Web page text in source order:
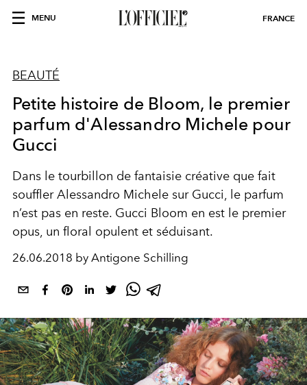
MENU FRANCE
BEAUTÉ
Petite histoire de Bloom, le premier
parfum d'Alessandro Michele pour
Gucci
Dans le tourbillon de fantaisie créative que fait
souffler Alessandro Michele sur Gucci, le parfum
n’est pas en reste. Gucci Bloom en est le premier
opus, un floral opulent et séduisant.
26.06.2018 by Antigone Schilling